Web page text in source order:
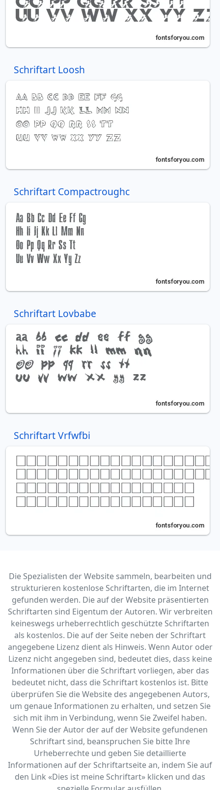
Schriftart Loosh
Schriftart Compactroughc
Schriftart Lovbabe
Schriftart Vrfwfbi
Die Spezialisten der Website sammeln, bearbeiten und
strukturieren kostenlose Schriftarten, die im Internet
gefunden werden. Die auf der Website präsentierten
Schriftarten sind Eigentum der Autoren. Wir verbreiten
keineswegs urheberrechtlich geschützte Schriftarten
als kostenlos. Die auf der Seite neben der Schriftart
angegebene Lizenz dient als Hinweis. Wenn Autor oder
Lizenz nicht angegeben sind, bedeutet dies, dass keine
Informationen über die Schriftart vorliegen, aber das
bedeutet nicht, dass die Schriftart kostenlos ist. Bitte
überprüfen Sie die Website des angegebenen Autors,
um genaue Informationen zu erhalten, und setzen Sie
sich mit ihm in Verbindung, wenn Sie Zweifel haben.
Wenn Sie der Autor der auf der Website gefundenen
Schriftart sind, beanspruchen Sie bitte Ihre
Urheberrechte und geben Sie detaillierte
Informationen auf der Schriftartseite an, indem Sie auf
den Link «‎Dies ist meine Schriftart» klicken und das